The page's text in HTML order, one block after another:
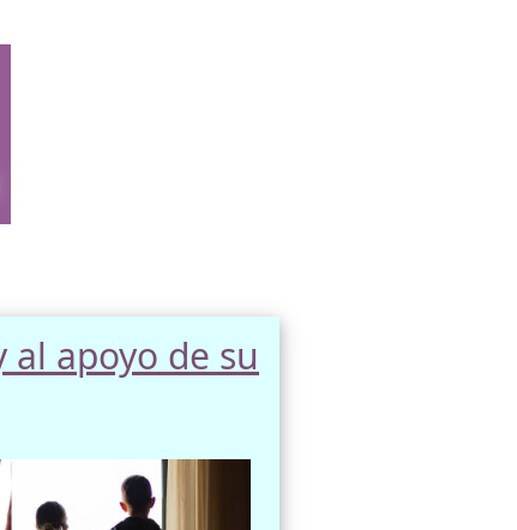
apoyo de su